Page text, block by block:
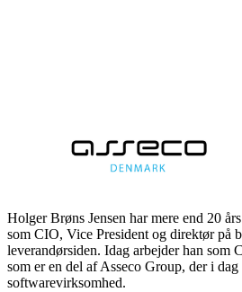
Holger Brøns Jensen har mere end 20
som CIO, Vice President og direktør på
leverandørsiden. Idag arbejder han som
som er en del af Asseco Group, der i dag
softwarevirksomhed.